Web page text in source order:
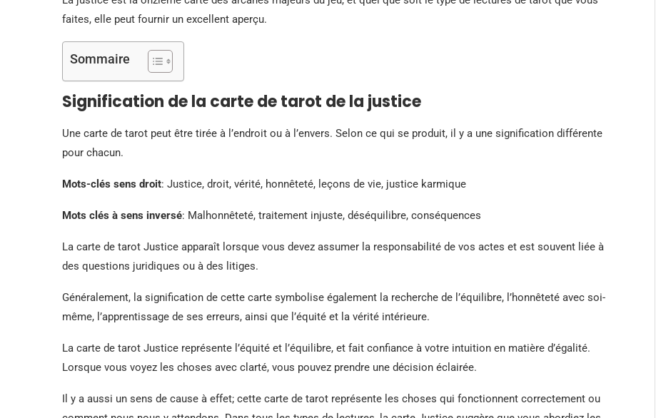
faites, elle peut fournir un excellent aperçu.
Sommaire
Signification de la carte de tarot de la justice
Une carte de tarot peut être tirée à l’endroit ou à l’envers. Selon ce qui se produit, il y a une signification différente
pour chacun.
Mots-clés sens droit: Justice, droit, vérité, honnêteté, leçons de vie, justice karmique
Mots clés à sens inversé: Malhonnêteté, traitement injuste, déséquilibre, conséquences
La carte de tarot Justice apparaît lorsque vous devez assumer la responsabilité de vos actes et est souvent liée à
des questions juridiques ou à des litiges.
Généralement, la signification de cette carte symbolise également la recherche de l’équilibre, l’honnêteté avec soi-
même, l’apprentissage de ses erreurs, ainsi que l’équité et la vérité intérieure.
La carte de tarot Justice représente l’équité et l’équilibre, et fait confiance à votre intuition en matière d’égalité.
Lorsque vous voyez les choses avec clarté, vous pouvez prendre une décision éclairée.
Il y a aussi un sens de cause à effet; cette carte de tarot représente les choses qui fonctionnent correctement ou